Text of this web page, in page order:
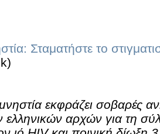
Σταματήστε το
εκφράζει σοβαρές
αρχών για τη